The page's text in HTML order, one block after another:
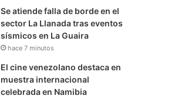
Se atiende falla de borde en el
sector La Llanada tras eventos
sísmicos en La Guaira
hace 7 minutos
El cine venezolano destaca en
muestra internacional
celebrada en Namibia